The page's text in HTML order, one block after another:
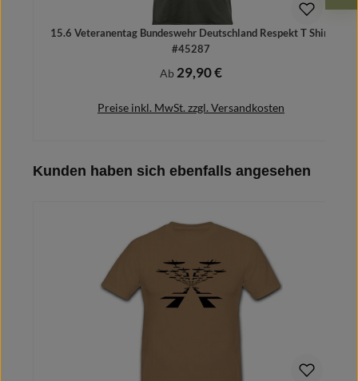
15.6 Veteranentag Bundeswehr Deutschland Respekt T Shirt
#45287
Regulärer Preis:
Ab 29,90 €
Preise inkl. MwSt. zzgl. Versandkosten
Produktgalerie überspringen
Kunden haben sich ebenfalls angesehen